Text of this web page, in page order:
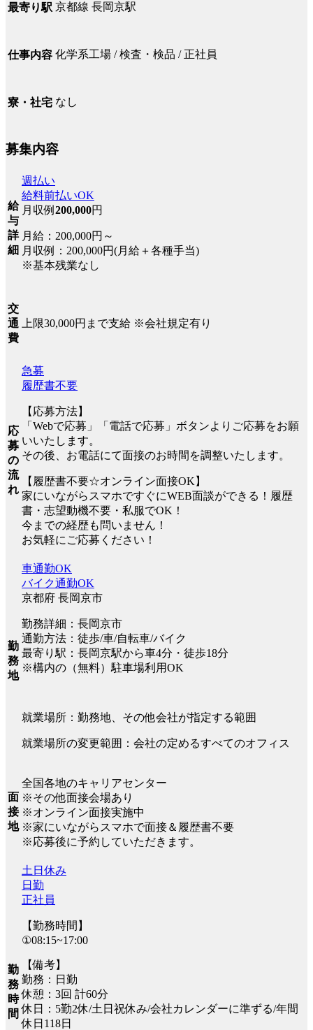
最寄り駅 京都線 長岡京駅
仕事内容 化学系工場 / 検査・検品 / 正社員
寮・社宅 なし
募集内容
給
与
詳
細
週払い
給料前払いOK
月収例 200,000円
月給：200,000円～
月収例：200,000円(月給＋各種手当)
※基本残業なし
交
通
費
上限30,000円まで支給 ※会社規定有り
応
募
の
流
れ
急募
履歴書不要
【応募方法】
「Webで応募」「電話で応募」ボタンよりご応募をお願
いいたします。
その後、お電話にて面接のお時間を調整いたします。
【履歴書不要☆オンライン面接OK】
家にいながらスマホですぐにWEB面談ができる！履歴
書・志望動機不要・私服でOK！
今までの経歴も問いません！
お気軽にご応募ください！
勤
務
地
車通勤OK
バイク通勤OK
京都府 長岡京市
勤務詳細：長岡京市
通勤方法：徒歩/車/自転車/バイク
最寄り駅：長岡京駅から車4分・徒歩18分
※構内の（無料）駐車場利用OK
就業場所：勤務地、その他会社が指定する範囲
就業場所の変更範囲：会社の定めるすべてのオフィス
面
接
地
全国各地のキャリアセンター
※その他面接会場あり
※オンライン面接実施中
※家にいながらスマホで面接＆履歴書不要
※応募後に予約していただきます。
勤
務
時
間
土日休み
日勤
正社員
【勤務時間】
①08:15~17:00
【備考】
勤務：日勤
休憩：3回 計60分
休日：5勤2休/土日祝休み/会社カレンダーに準ずる/年間
休日118日